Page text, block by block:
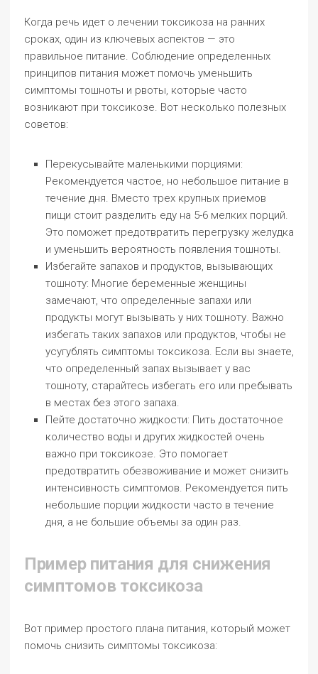
Когда речь идет о лечении токсикоза на ранних
сроках, один из ключевых аспектов — это
правильное питание. Соблюдение определенных
принципов питания может помочь уменьшить
симптомы тошноты и рвоты, которые часто
возникают при токсикозе. Вот несколько полезных
советов:
Перекусывайте маленькими порциями:
Рекомендуется частое, но небольшое питание в
течение дня. Вместо трех крупных приемов
пищи стоит разделить еду на 5-6 мелких порций.
Это поможет предотвратить перегрузку желудка
и уменьшить вероятность появления тошноты.
Избегайте запахов и продуктов, вызывающих
тошноту: Многие беременные женщины
замечают, что определенные запахи или
продукты могут вызывать у них тошноту. Важно
избегать таких запахов или продуктов, чтобы не
усугублять симптомы токсикоза. Если вы знаете,
что определенный запах вызывает у вас
тошноту, старайтесь избегать его или пребывать
в местах без этого запаха.
Пейте достаточно жидкости: Пить достаточное
количество воды и других жидкостей очень
важно при токсикозе. Это помогает
предотвратить обезвоживание и может снизить
интенсивность симптомов. Рекомендуется пить
небольшие порции жидкости часто в течение
дня, а не большие объемы за один раз.
Пример питания для снижения
симптомов токсикоза
Вот пример простого плана питания, который может
помочь снизить симптомы токсикоза: